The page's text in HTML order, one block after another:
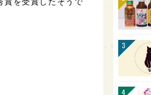
賞を受賞したそうで